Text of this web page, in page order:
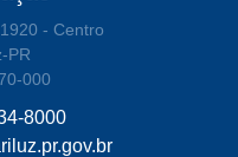
- Centro
PR
000
8000